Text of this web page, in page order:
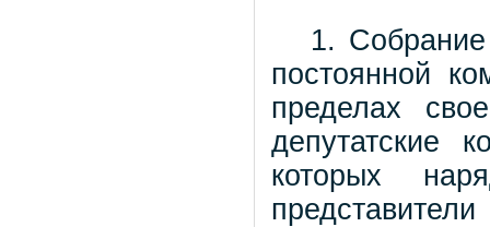
1.
постоянной
пределах
депутатские
которых